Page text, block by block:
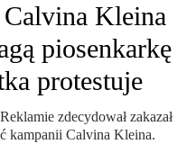
Kleina
piosenkarkę
protestuje
zdecydował zakazał
kampanii Calvina Kleina.